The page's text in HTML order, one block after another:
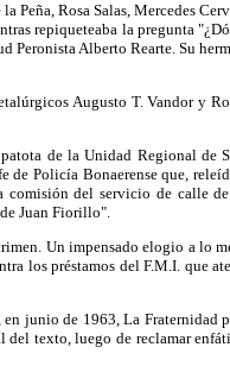
Peña, Rosa Salas, Mercedes
repiqueteaba la pregunta
Peronista Alberto Rearte. Su
Augusto T. Vandor y
de la Unidad Regional de
Policía Bonaerense que,
del servicio de calle
Juan Fiorillo".
Un impensado elogio a lo
los préstamos del F.M.I. que
en junio de 1963, La
texto, luego de reclamar